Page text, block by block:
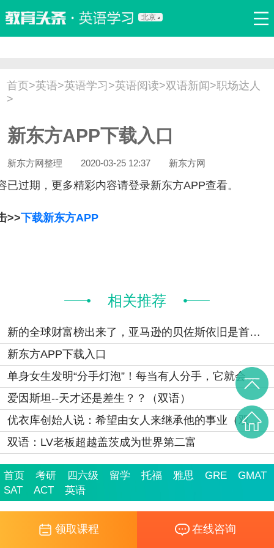
北京
双语新闻 口译翻译 职场英语 娱乐英语 少儿英语
流行语 新概念
首页>英语>英语学习 >英语阅读>双语新闻>职场达人
>
新东方APP下载入口
新东方网整理 2020-03-25 12:37 新东方网
已过期，更多精彩内容请登录新东方APP查看。
>>下载新东方APP
相关推荐
新的全球财富榜出来了，亚马逊的贝佐斯依旧是首富（双语）
新东方APP下载入口
单身女生发明“分手灯泡”！每当有人分手，它就会发亮（双语）
爱因斯坦--天才还是差生？？（双语）
优衣库创始人说：希望由女人来继承他的事业（双语）
双语：LV老板超越盖茨成为世界第二富
首页 考研 四六级 留学 托福 雅思 GRE
GMAT
SAT
ACT 英语
领取课程 在线咨询